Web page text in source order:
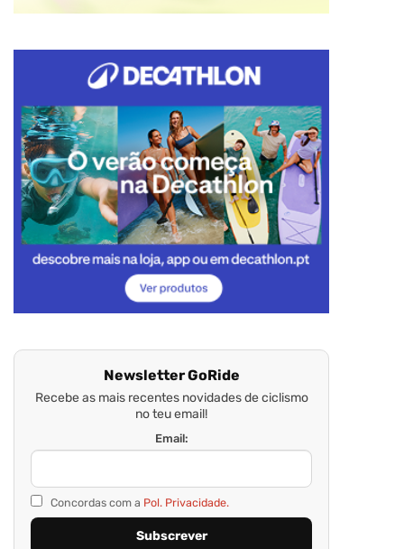
Newsletter GoRide
Recebe as mais recentes novidades de ciclismo
no teu email!
Email:
Concordas com a Pol. Privacidade.